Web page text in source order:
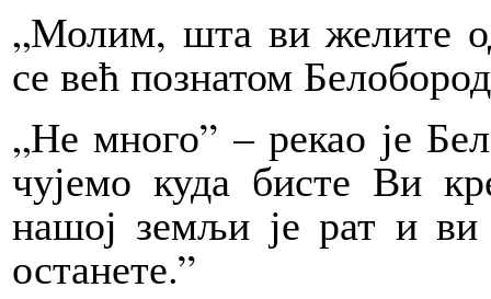
„Молим, шта ви желите
се већ познатом
„Не много” – рекао је
чујемо куда бисте Ви
нашој земљи је рат и
останете.”